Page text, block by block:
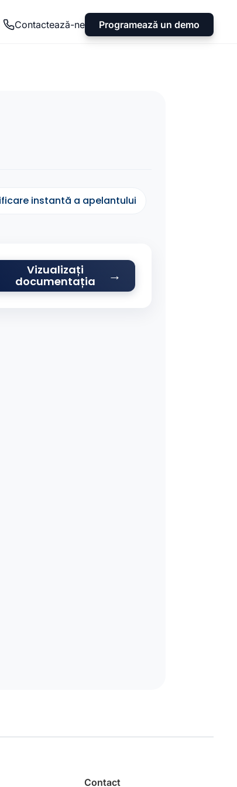
Contactează-ne Programează un demo
instantă a apelantului
Vizualizați
documentația
Contact